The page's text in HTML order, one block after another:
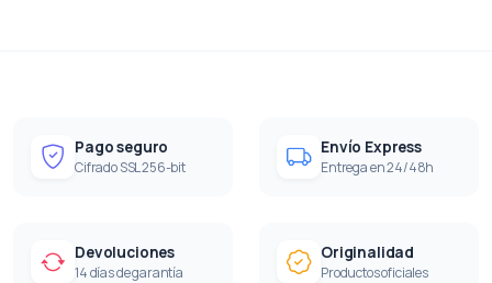
Pago seguro
Cifrado SSL 256-bit
Envío Express
Entrega en 24/48h
Devoluciones
14 días de garantía
Originalidad
Productos oficiales